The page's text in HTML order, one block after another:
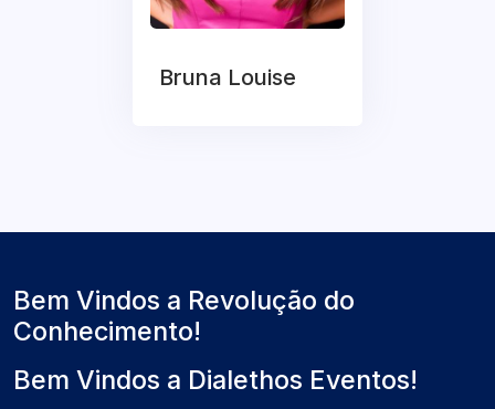
Bruna Louise
Bem Vindos a Revolução do
Conhecimento!
Bem Vindos a Dialethos Eventos!